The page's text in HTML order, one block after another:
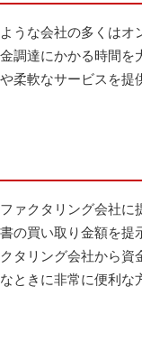
うな会社の多くはオ
調達にかかる時間を
柔軟なサービスを提
ァクタリング会社に
の買い取り金額を提
タリング会社から資
ときに非常に便利な